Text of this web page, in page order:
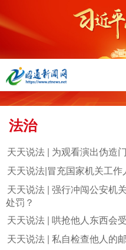
法治
天天说法 | 为观看演出伪造
天天说法|冒充国家机关工
天天说法 | 强行冲闯公安机
处罚？
天天说法 | 哄抢他人东西会
天天说法 | 私自检查他人的